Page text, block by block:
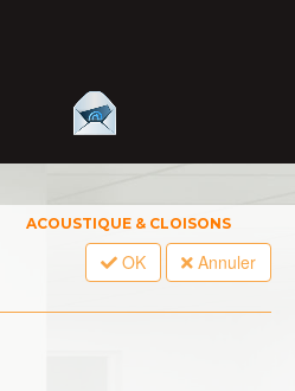
ACOUSTIQUE & CLOISONS
OK Annuler